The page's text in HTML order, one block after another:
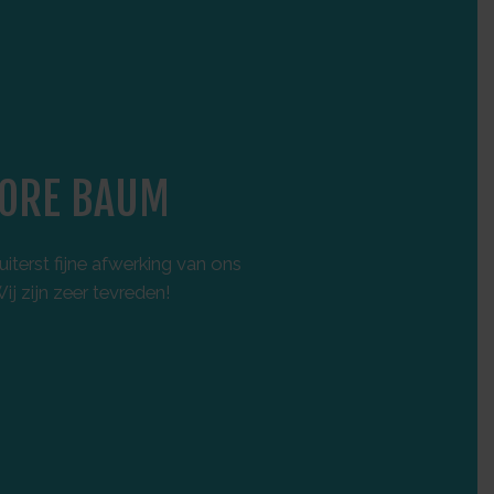
BAUM
fijne afwerking van ons
zijn zeer tevreden!